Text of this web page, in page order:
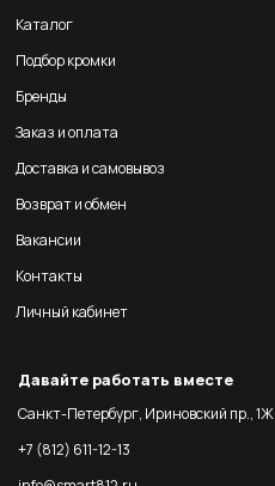
Каталог
Подбор кромки
Бренды
Заказ и оплата
Доставка и самовывоз
Возврат и обмен
Вакансии
Контакты
Личный кабинет
Давайте работать вместе
Санкт-Петербург, Ириновский пр., 1Ж
+7 (812) 611-12-13